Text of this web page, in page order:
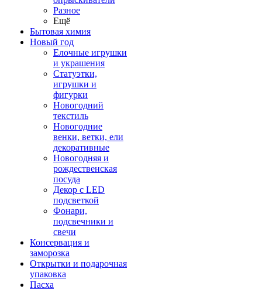
Разное
Ещё
Бытовая химия
Новый год
Елочные игрушки
и украшения
Статуэтки,
игрушки и
фигурки
Новогодний
текстиль
Новогодние
венки, ветки, ели
декоративные
Новогодняя и
рождественская
посуда
Декор с LED
подсветкой
Фонари,
подсвечники и
свечи
Консервация и
заморозка
Открытки и подарочная
упаковка
Пасха